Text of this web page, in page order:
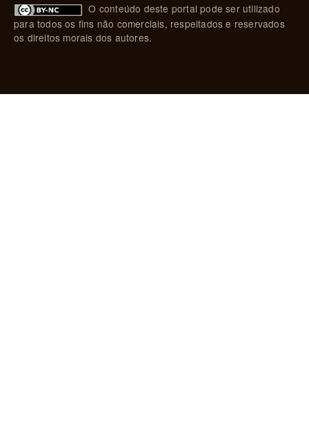
O conteúdo deste portal pode ser utilizado
para todos os fins não comerciais, respeitados e reservados
os direitos morais dos autores.